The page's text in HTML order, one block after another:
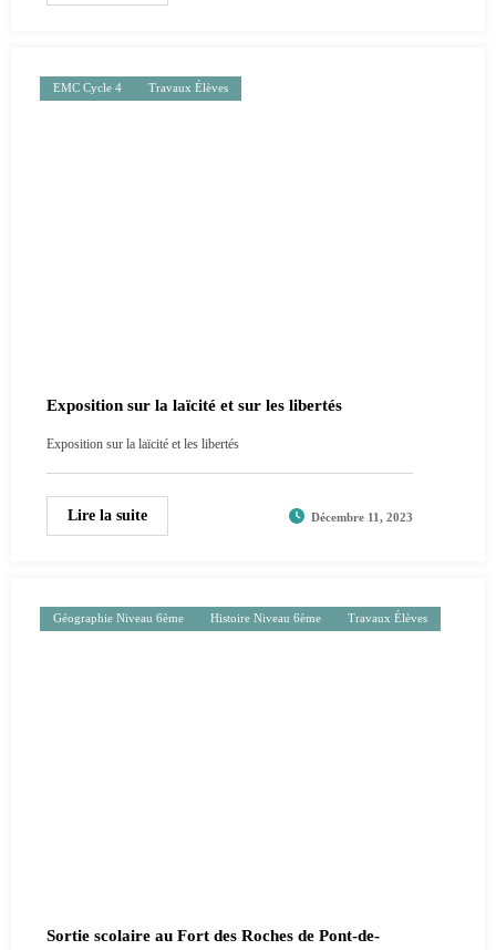
EMC Cycle 4 Travaux Élèves
Exposition sur la laïcité et sur les libertés
Exposition sur la laïcité et les libertés
Lire la suite Décembre 11, 2023
Géographie Niveau 6ème Histoire Niveau 6ème Travaux Élèves
Sortie scolaire au Fort des Roches de Pont-de-